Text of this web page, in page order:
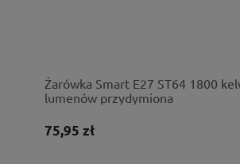
Żarówka Smart E27 ST64 1800
lumenów przydymiona
75,95 zł